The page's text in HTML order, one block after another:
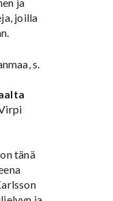
joilla
s.
tänä